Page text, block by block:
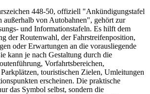
448-50, offiziell "Ankündigungstafel
außerhalb von Autobahnen", gehört zur
und Informationstafeln. Es hilft dem
der Routenwahl, der Fahrstreifenposition,
oder Erwartungen an die vorausliegende
kann je nach Gestaltung durch die
Vorfahrtsbereichen,
touristischen Zielen, Umleitungen
erscheinen. Die praktische
das Symbol selbst, sondern die